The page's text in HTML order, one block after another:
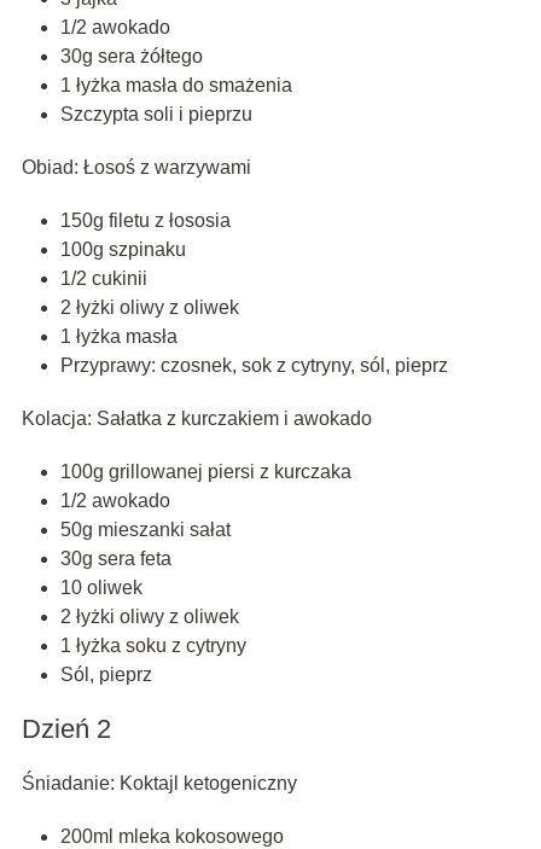
1/2 awokado
30g sera żółtego
1 łyżka masła do smażenia
Szczypta soli i pieprzu
Obiad: Łosoś z warzywami
150g filetu z łososia
100g szpinaku
1/2 cukinii
2 łyżki oliwy z oliwek
1 łyżka masła
Przyprawy: czosnek, sok z cytryny, sól, pieprz
Kolacja: Sałatka z kurczakiem i awokado
100g grillowanej piersi z kurczaka
1/2 awokado
50g mieszanki sałat
30g sera feta
10 oliwek
2 łyżki oliwy z oliwek
1 łyżka soku z cytryny
Sól, pieprz
Dzień 2
Śniadanie: Koktajl ketogeniczny
200ml mleka kokosowego